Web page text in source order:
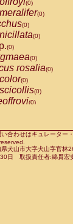
(0)
satanas(0)
(0)
agilis
hybrid
anubis(0)
cynocephalus
hamadryas(0)
(0)
(0)
(0)
(0)
(0)
(0)
rosalia(0)
(0)
(0)
(0)
(0)
(0)
(0)
合わせはキュレータ
犬山市大字犬山字官
日 取扱責任者:綿貫宏